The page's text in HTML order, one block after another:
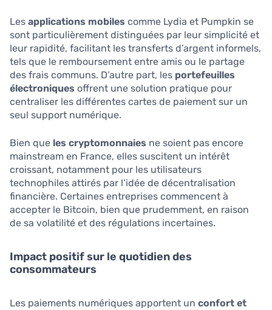
Les applications mobiles comme Lydia et Pumpkin se
sont particulièrement distinguées par leur simplicité et
leur rapidité, facilitant les transferts d’argent informels,
tels que le remboursement entre amis ou le partage
des frais communs. D’autre part, les portefeuilles
électroniques offrent une solution pratique pour
centraliser les différentes cartes de paiement sur un
seul support numérique.
Bien que les cryptomonnaies ne soient pas encore
mainstream en France, elles suscitent un intérêt
croissant, notamment pour les utilisateurs
technophiles attirés par l’idée de décentralisation
financière. Certaines entreprises commencent à
accepter le Bitcoin, bien que prudemment, en raison
de sa volatilité et des régulations incertaines.
Impact positif sur le quotidien des
consommateurs
Les paiements numériques apportent un confort et